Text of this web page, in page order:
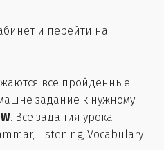
и перейти на
все пройденные
задание к нужному
. Все задания урока
Listening, Vocabulary